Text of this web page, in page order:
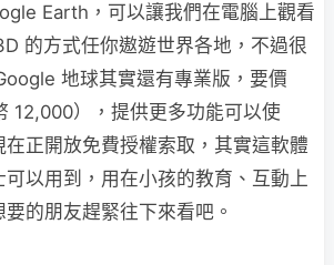
Earth，可以讓我們在電腦上觀看
的方式任你遨遊世界各地，不過很
地球其實還有專業版，要價
12,000），提供更多功能可以使
正開放免費授權索取，其實這軟體
以用到，用在小孩的教育、互動上
的朋友趕緊往下來看吧。